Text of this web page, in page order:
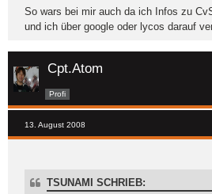
So wars bei mir auch da ich Infos zu
und ich über google oder lycos darauf
Cpt.Atom
Profi
13. August 2008
TSUNAMI SCHRIEB: